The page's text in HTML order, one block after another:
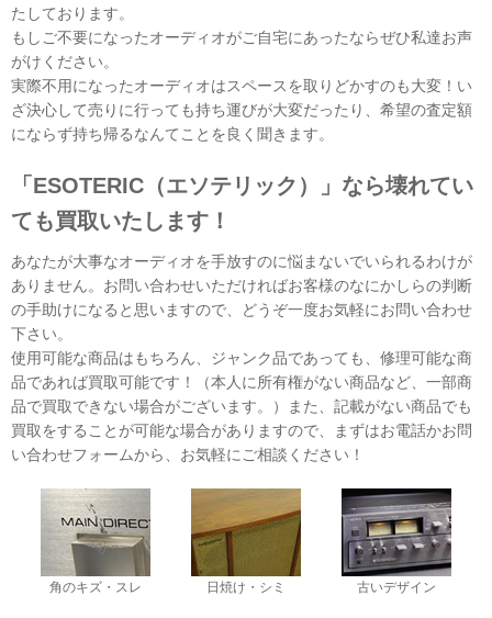
たしております。
もしご不要になったオーディオがご自宅にあったならぜひ私達お声
がけください。
実際不用になったオーディオはスペースを取りどかすのも大変！い
ざ決心して売りに行っても持ち運びが大変だったり、希望の査定額
にならず持ち帰るなんてことを良く聞きます。
「ESOTERIC（エソテリック）」なら壊れてい
ても買取いたします！
あなたが大事なオーディオを手放すのに悩まないでいられるわけが
ありません。お問い合わせいただければお客様のなにかしらの判断
の手助けになると思いますので、どうぞ一度お気軽にお問い合わせ
下さい。
使用可能な商品はもちろん、ジャンク品であっても、修理可能な商
品であれば買取可能です！（本人に所有権がない商品など、一部商
品で買取できない場合がございます。）また、記載がない商品でも
買取をすることが可能な場合がありますので、まずはお電話かお問
い合わせフォームから、お気軽にご相談ください！
角のキズ・スレ 日焼け・シミ 古いデザイン